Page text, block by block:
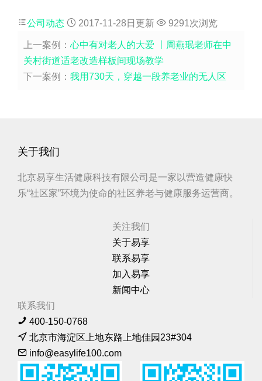
公司动态 2017-11-28日更新 9291次浏览
上一案例： 心中有对老人的大爱 丨周燕珉老师在中
关村街道适老改造样板间现场教学
下一案例： 我用730天，穿越一段养老业的无人区
关于我们
北京易享生活健康科技有限公司是一家以营造健康快
乐“社区家”环境为使命的社区养老与健康服务运营商。
关注我们
关于易享
联系易享
加入易享
新闻中心
联系我们
400-150-0768
北京市海淀区上地东路上地佳园23#304
info@easylife100.com